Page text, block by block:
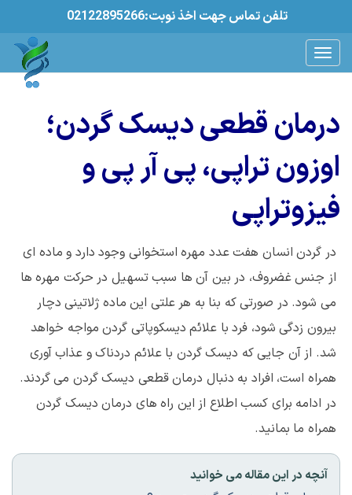
02122895266:تلفن تماس جهت اخذ نوبت
درمان قطعی دیسک گردن؛
اوزون تراپی، پی آر پی و
فیزوتراپی
در گردن انسان هفت عدد مهره استخوانی وجود دارد و ماده ای
از جنس غضروف، در بین آن ها سبب تسهیل در حرکت مهره ها
می شود. در صورتی که بنا به هر علتی این ماده ژلاتینی دچار
بیرون زدگی شود، فرد با علائم دیسکوپاتی گردن مواجه خواهد
شد. از آن جایی که دیسک گردن با علائم دردناک و عذاب آوری
همراه است، افراد به دنبال درمان قطعی دیسک گردن می گردند.
در ادامه برای کسب اطلاع از این راه های درمان دیسک گردن
همراه ما بمانید.
آنچه در این مقاله می خوانید